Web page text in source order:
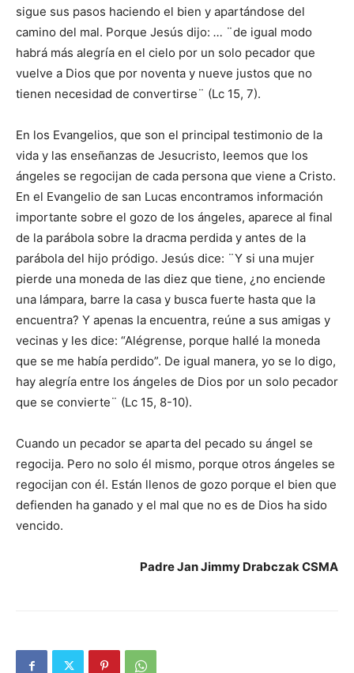
sigue sus pasos haciendo el bien y apartándose del
camino del mal. Porque Jesús dijo: … ¨de igual modo
habrá más alegría en el cielo por un solo pecador que
vuelve a Dios que por noventa y nueve justos que no
tienen necesidad de convertirse¨ (Lc 15, 7).
En los Evangelios, que son el principal testimonio de la
vida y las enseñanzas de Jesucristo, leemos que los
ángeles se regocijan de cada persona que viene a Cristo.
En el Evangelio de san Lucas encontramos información
importante sobre el gozo de los ángeles, aparece al final
de la parábola sobre la dracma perdida y antes de la
parábola del hijo pródigo. Jesús dice: ¨Y si una mujer
pierde una moneda de las diez que tiene, ¿no enciende
una lámpara, barre la casa y busca fuerte hasta que la
encuentra? Y apenas la encuentra, reúne a sus amigas y
vecinas y les dice: “Alégrense, porque hallé la moneda
que se me había perdido”. De igual manera, yo se lo digo,
hay alegría entre los ángeles de Dios por un solo pecador
que se convierte¨ (Lc 15, 8-10).
Cuando un pecador se aparta del pecado su ángel se
regocija. Pero no solo él mismo, porque otros ángeles se
regocijan con él. Están llenos de gozo porque el bien que
defienden ha ganado y el mal que no es de Dios ha sido
vencido.
Padre Jan Jimmy Drabczak CSMA